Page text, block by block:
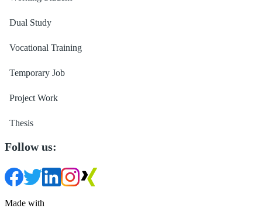
Dual Study
Vocational Training
Temporary Job
Project Work
Thesis
Follow us:
Made with